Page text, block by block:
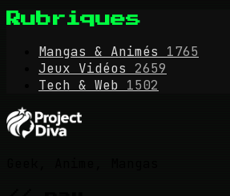
Rubriques
Mangas & Animés
1765
Jeux Vidéos
2659
Tech & Web 1502